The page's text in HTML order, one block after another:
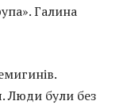
Галина
Люди були без